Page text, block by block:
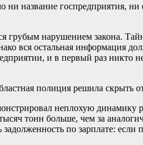
ни название госпредприятия,
грубым нарушением закона.
вся остальная информация
и в первый раз
полиция решила скрыть
неплохую динамику
тонн больше, чем за
по зарплате: